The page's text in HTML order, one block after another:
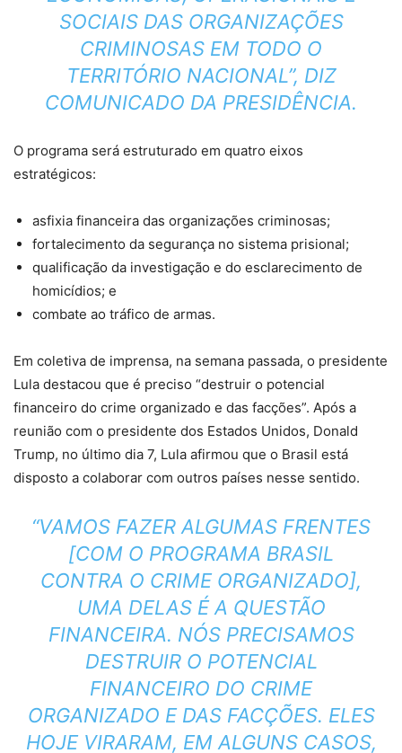
SOCIAIS DAS ORGANIZAÇÕES
CRIMINOSAS EM TODO O
TERRITÓRIO NACIONAL”, DIZ
COMUNICADO DA PRESIDÊNCIA.
O programa será estruturado em quatro eixos
estratégicos:
asfixia financeira das organizações criminosas;
fortalecimento da segurança no sistema prisional;
qualificação da investigação e do esclarecimento de
homicídios; e
combate ao tráfico de armas.
Em coletiva de imprensa, na semana passada, o presidente
Lula destacou que é preciso “destruir o potencial
financeiro do crime organizado e das facções”. Após a
reunião com o presidente dos Estados Unidos, Donald
Trump, no último dia 7, Lula afirmou que o Brasil está
disposto a colaborar com outros países nesse sentido.
“VAMOS FAZER ALGUMAS FRENTES
[COM O PROGRAMA BRASIL
CONTRA O CRIME ORGANIZADO],
UMA DELAS É A QUESTÃO
FINANCEIRA. NÓS PRECISAMOS
DESTRUIR O POTENCIAL
FINANCEIRO DO CRIME
ORGANIZADO E DAS FACÇÕES. ELES
HOJE VIRARAM, EM ALGUNS CASOS,